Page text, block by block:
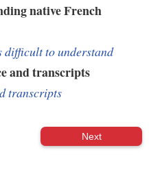
native French
difficult to understand
and transcripts
transcripts
Next